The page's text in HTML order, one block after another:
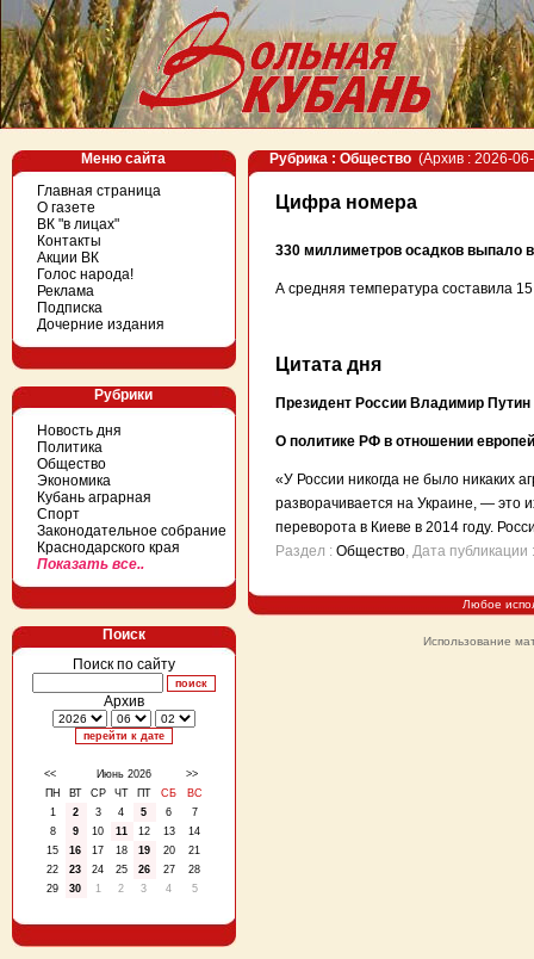
Меню сайта
Главная страница
О газете
ВК "в лицах"
Контакты
Акции ВК
Голос народа!
Реклама
Подписка
Дочерние издания
Рубрики
Новость дня
Политика
Общество
Экономика
Кубань аграрная
Спорт
Законодательное собрание
Краснодарского края
Показать все..
Поиск
Поиск по сайту
Архив
<< Июнь 2026
>>
ПН
ВТ СР ЧТ ПТ СБ
ВС
1
2 3 4 5 6
7
8
9 10 11 12 13
14
15
16 17 18 19 20
21
22
23 24 25 26 27
28
29
30 1 2 3 4 5
Рубрика : Общество (Архив : 2026-
Цифра номера
330 миллиметров осадков выпало
А средняя температура составила
Цитата дня
Президент России Владимир Путин
О политике РФ в отношении
«У России никогда не было никаких
разворачивается на Украине, — это
переворота в Киеве в 2014 году.
Раздел : Общество, Дата публикации
Любое
Использование